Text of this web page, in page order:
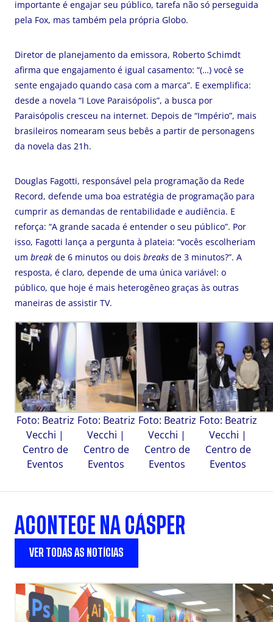
importante é engajar seu público, tarefa não só perseguida
pela Fox, mas também pela própria Globo.
Diretor de planejamento da emissora, Roberto Schimdt
afirma que engajamento é igual casamento: “(…) você se
sente engajado quando casa com a marca”. E exemplifica:
desde a novela “I Love Paraisópolis”, a busca por
Paraisópolis cresceu na internet. Depois de “Império”, mais
brasileiros nomearam seus bebês a partir de personagens
da novela das 21h.
Douglas Fagotti, responsável pela programação da Rede
Record, defende uma boa estratégia de programação para
cumprir as demandas de rentabilidade e audiência. E
reforça: “A grande sacada é entender o seu público”. Por
isso, Fagotti lança a pergunta à plateia: “vocês escolheriam
um break de 6 minutos ou dois breaks de 3 minutos?”. A
resposta, é claro, depende de uma única variável: o
público, que hoje é mais heterogêneo graças às outras
maneiras de assistir TV.
Foto: Beatriz
Vecchi |
Centro de
Eventos
Foto: Beatriz
Vecchi |
Centro de
Eventos
Foto: Beatriz
Vecchi |
Centro de
Eventos
Foto: Beatriz
Vecchi |
Centro de
Eventos
ACONTECE NA CÁSPER
VER TODAS AS NOTÍCIAS